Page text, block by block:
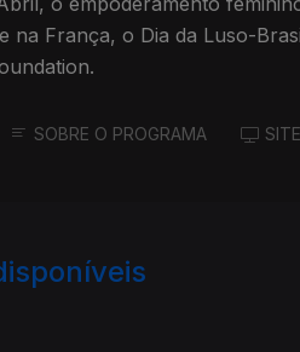
na França, o Dia da Luso-
SOBRE O PROGRAMA SITE